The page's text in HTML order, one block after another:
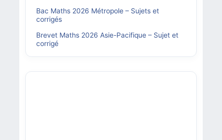
Bac Maths 2026 Métropole – Sujets et
corrigés
Brevet Maths 2026 Asie-Pacifique – Sujet et
corrigé